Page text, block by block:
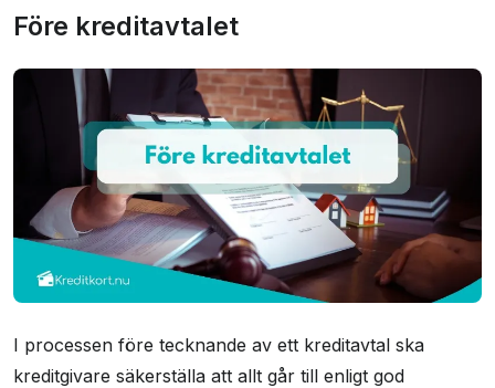
Före kreditavtalet
I processen före tecknande av ett kreditavtal ska
kreditgivare säkerställa att allt går till enligt god